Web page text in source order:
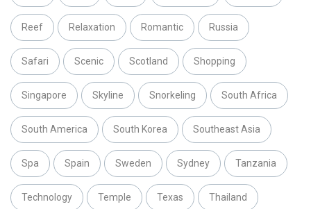
Reef Relaxation Romantic Russia
Safari Scenic Scotland Shopping
Singapore Skyline Snorkeling South Africa
South America South Korea Southeast Asia
Spa Spain Sweden Sydney Tanzania
Technology Temple Texas Thailand